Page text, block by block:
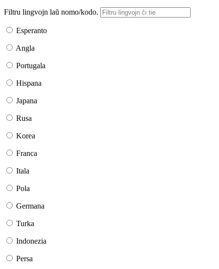
Filtru lingvojn laŭ nomo/kodo.
Esperanto
Angla
Portugala
Hispana
Japana
Rusa
Korea
Franca
Itala
Pola
Germana
Turka
Indonezia
Persa